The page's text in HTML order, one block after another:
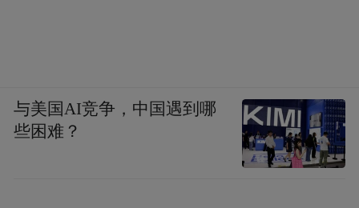
与美国AI竞争，中国遇到哪
些困难？